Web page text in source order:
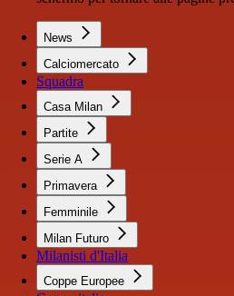
News
Calciomercato
Squadra
Casa Milan
Partite
Serie A
Primavera
Femminile
Milan Futuro
Milanisti d'Italia
Coppe Europee